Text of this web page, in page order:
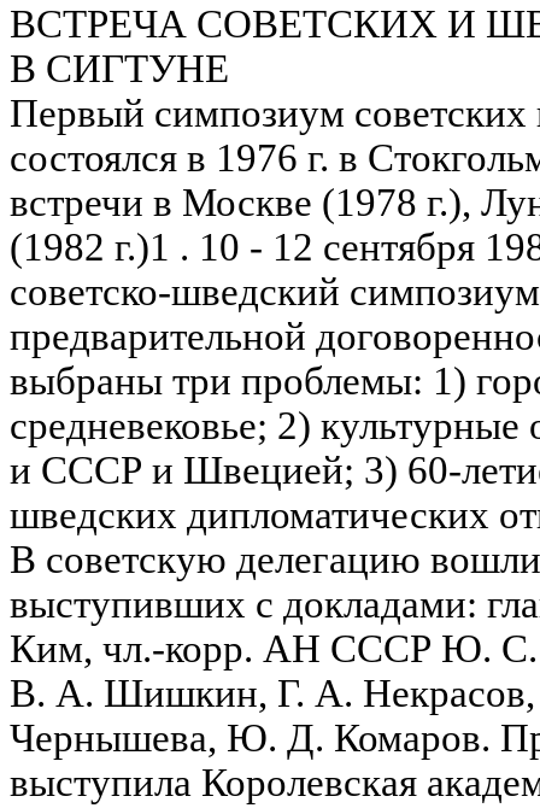
ВСТРЕЧА СОВЕТСКИХ И
В СИГТУНЕ
Первый симпозиум советских
состоялся в 1976 г. в
встречи в Москве (1978 г.),
(1982 г.)1 . 10 - 12 сентября
советско-шведский
предварительной
выбраны три проблемы: 1)
средневековье; 2)
и СССР и Швецией; 3) 60-
шведских дипломатических
В советскую делегацию
выступивших с докладами:
Ким, чл.-корр. АН СССР Ю. С.
В. А. Шишкин, Г. А.
Чернышева, Ю. Д. Комаров.
выступила Королевская